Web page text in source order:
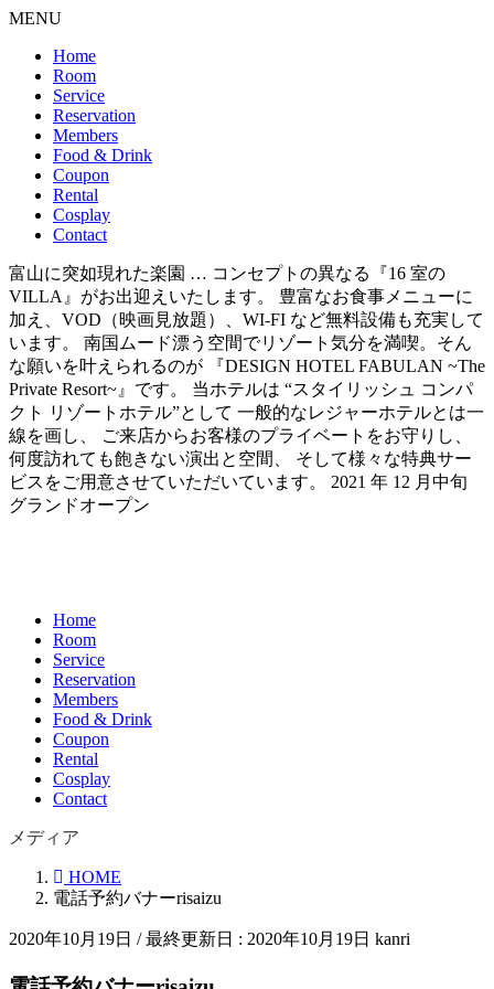
MENU
Home
Room
Service
Reservation
Members
Food & Drink
Coupon
Rental
Cosplay
Contact
富山に突如現れた楽園 … コンセプトの異なる『16 室の
VILLA』がお出迎えいたします。 豊富なお食事メニューに
加え、VOD（映画見放題）、WI-FI など無料設備も充実して
います。 南国ムード漂う空間でリゾート気分を満喫。そん
な願いを叶えられるのが 『DESIGN HOTEL FABULAN ~The
Private Resort~』です。 当ホテルは “スタイリッシュ コンパ
クト リゾートホテル”として 一般的なレジャーホテルとは一
線を画し、 ご来店からお客様のプライベートをお守りし、
何度訪れても飽きない演出と空間、 そして様々な特典サー
ビスをご用意させていただいています。 2021 年 12 月中旬
グランドオープン
Home
Room
Service
Reservation
Members
Food & Drink
Coupon
Rental
Cosplay
Contact
メディア
HOME
電話予約バナーrisaizu
2020年10月19日 / 最終更新日 : 2020年10月19日 kanri